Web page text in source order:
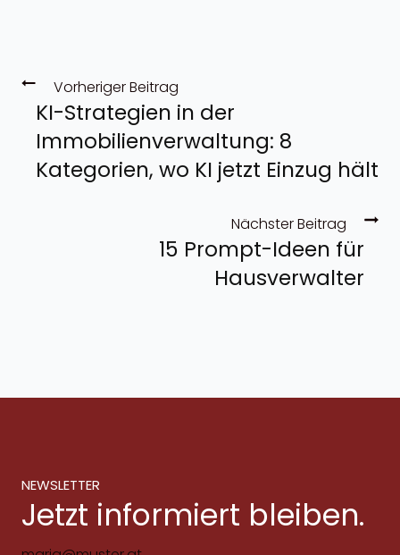
Vorheriger Beitrag
KI-Strategien in der
Immobilienverwaltung: 8
Kategorien, wo KI jetzt Einzug hält
Nächster Beitrag
15 Prompt-Ideen für
Hausverwalter
NEWSLETTER
Jetzt informiert bleiben.